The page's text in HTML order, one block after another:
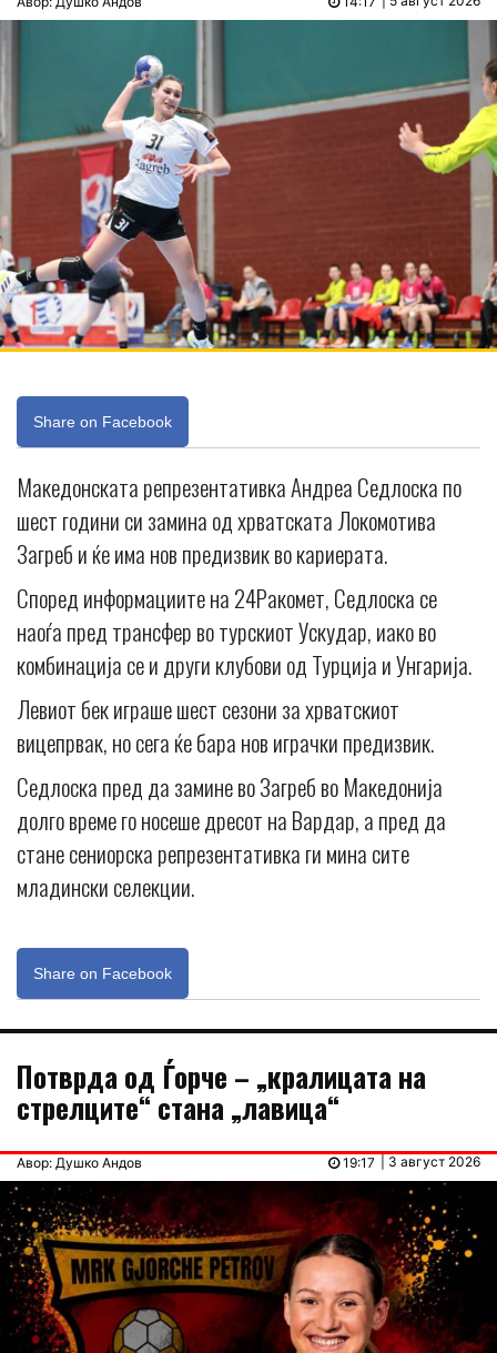
Share on Facebook
Македонската репрезентативка Андреа Седлоска по
шест години си замина од хрватската Локомотива
Загреб и ќе има нов предизвик во кариерата.
Според информациите на 24Ракомет, Седлоска се
наоѓа пред трансфер во турскиот Ускудар, иако во
комбинација се и други клубови од Турција и Унгарија.
Левиот бек играше шест сезони за хрватскиот
вицепрвак, но сега ќе бара нов играчки предизвик.
Седлоска пред да замине во Загреб во Македонија
долго време го носеше дресот на Вардар, а пред да
стане сениорска репрезентативка ги мина сите
младински селекции.
Share on Facebook
Потврда од Ѓорче – „кралицата на
стрелците“ стана „лавица“
Авор: Душко Андов | 3 август 2026
19:17